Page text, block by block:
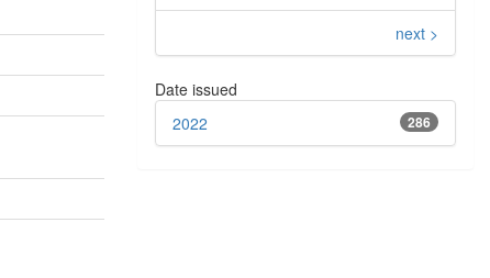
next >
Date issued
286
2022